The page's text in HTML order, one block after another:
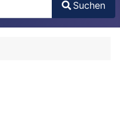
characters for results.
Suchen